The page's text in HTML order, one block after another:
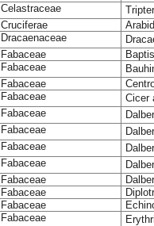
Celastraceae
Cruciferae
Dracaenaceae
Fabaceae
Fabaceae
Fabaceae
Fabaceae
Cicer
Fabaceae
Fabaceae
Fabaceae
Fabaceae
Fabaceae
Fabaceae
Fabaceae
Fabaceae